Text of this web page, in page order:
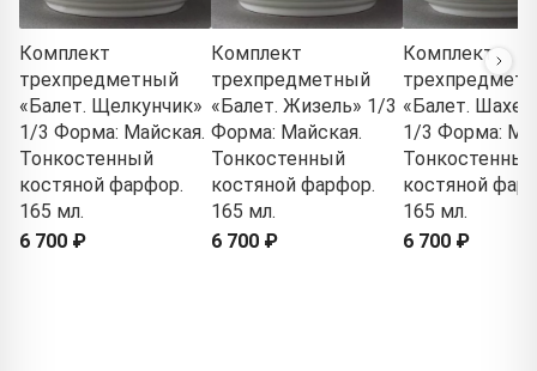
Комплект
трехпредметный
«Балет. Щелкунчик»
1/3 Форма: Майская.
Тонкостенный
костяной фарфор.
165 мл.
6 700 ₽
Комплект
трехпредметный
«Балет. Жизель» 1/3
Форма: Майская.
Тонкостенный
костяной фарфор.
165 мл.
6 700 ₽
Комплект
«Балет.
1/3 Форма:
Тонкостенный
костяной
165 мл.
6 700 ₽